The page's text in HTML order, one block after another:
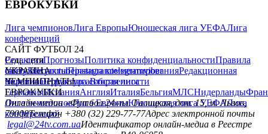
ЕВРОКУБКИ
Лига чемпионовЛига ЕвропыЮношеская лига УЕФАЛига
конференций
САЙТ ФУТБОЛ 24
РедакцияПрогнозыПолитика конфиденциальностиПравила
сайтуКонтактыПравила комментированияРедакционная
политикаСтруктура собственности
Соц. сети
facebookxyoutubeinstagramtelegramviber
УКРАИНА
УкраинаПервая лигаВторая лига
ЧЕМПИОНАТЫ
ГерманияИспанияАнглияИталияБельгияМЛСНидерланды
ЕВРОКУБКИ
Лига чемпионовЛига ЕвропыЮношеская лига УЕФАЛига
конференций
Онлайн-медиа «Футбол 24»пл. Галицкая, дом. 15, м. Львов,
79008Телефон +380 (32) 229-77-77Адрес электронной почты
legal@24tv.com.uaИдентификатор онлайн-медиа в Реестре